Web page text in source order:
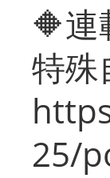
🔶
特殊
25/